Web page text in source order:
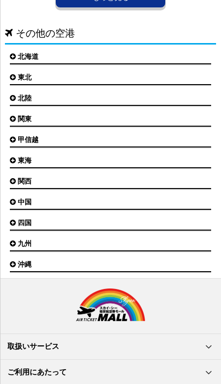
その他の空港
北海道
札幌(新千歳)空港
旭川空港
オホーツク紋別空港
釧路空港
稚内空港
とかち帯広空港
根室中標津空港
奥尻空港
利尻空港
東北
仙台空港
青森空港
三沢空港
福島空港
大館能代空港
庄内空港
山形空港
北陸
小松空港
能登空港
関東
東京(羽田)空港
茨城空港
八丈島空港
甲信越
新潟空港
東海
名古屋(中部)空港
静岡空港
関西
大阪(伊丹)空港
神戸空港
南紀白浜空港
但馬空港
中国
広島空港
山口宇部空港
出雲空港
米子空港
四国
松山空港
徳島空港
九州
福岡空港
鹿児島空港
北九州空港
沖縄
南大東空港
多良間空港
取扱いサービス
ご利用にあたって